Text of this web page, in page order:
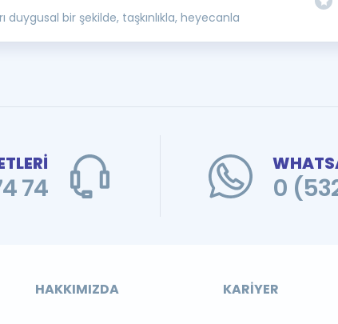
duygusal bir şekilde, taşkınlıkla, heyecanla
74 0
HAKKIMIZDA KARIYER